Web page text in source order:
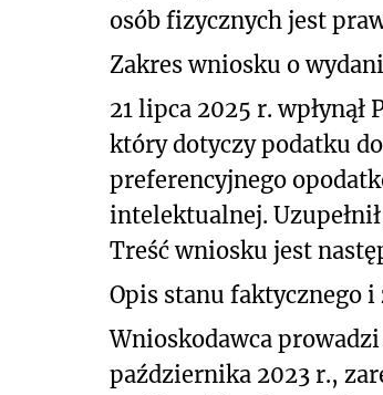
osób fizycznych jest
Zakres wniosku o
21 lipca 2025 r.
który dotyczy podatku
preferencyjnego
intelektualnej.
Treść wniosku jest
Opis stanu faktycznego i
Wnioskodawca
października 2023 r.,